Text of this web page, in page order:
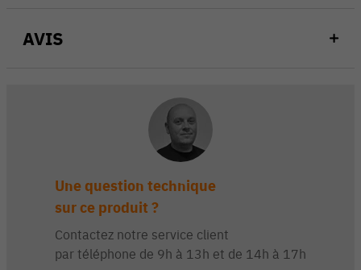
AVIS
Une question technique
sur ce produit ?
Contactez notre service client
par téléphone de 9h à 13h et de 14h à 17h